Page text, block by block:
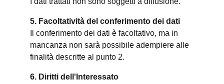
5. Facoltatività del conferimento dei dati
Il conferimento dei dati è facoltativo, ma in
mancanza non sarà possibile adempiere alle
finalità descritte al punto 2.
6. Diritti dell'Interessato